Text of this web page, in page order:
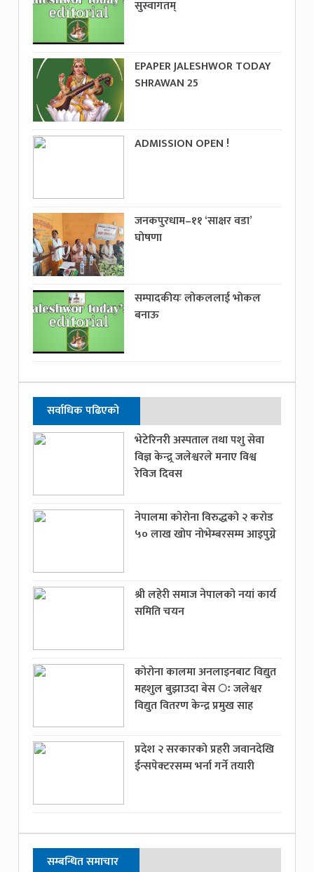
सुस्वागतम्
EPAPER JALESHWOR TODAY
SHRAWAN 25
ADMISSION OPEN !
जनकपुरधाम–११ ‘साक्षर वडा’
घोषणा
सम्पादकीयः लोकललाई भोकल
बनाऊ
सर्वाधिक पढिएको
भेटेरिनरी अस्पताल तथा पशु सेवा
विज्ञ केन्द्र्र जलेश्वरले मनाए विश्व
रेविज दिवस
नेपालमा कोरोना विरुद्धको २ करोड
५० लाख खोप नोभेम्बरसम्म आइपुग्ने
श्री लहेरी समाज नेपालको नयां कार्य
समिति चयन
कोरोना कालमा अनलाइनबाट विद्युत
महशुल बुझाउदा बेस ः जलेश्वर
विद्युत वितरण केन्द्र प्रमुख साह
प्रदेश २ सरकारको प्रहरी जवानदेखि
ईन्सपेक्टरसम्म भर्ना गर्ने तयारी
सम्बन्धित समाचार